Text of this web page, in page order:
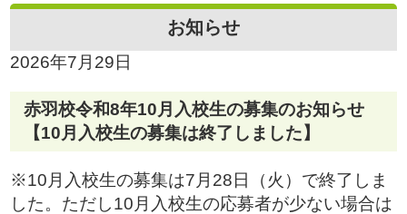
お知らせ
2026年7月29日
赤羽校令和8年10月入校生の募集のお知らせ
【10月入校生の募集は終了しました】
※10月入校生の募集は7月28日（火）で終了しま
した。ただし10月入校生の応募者が少ない場合は